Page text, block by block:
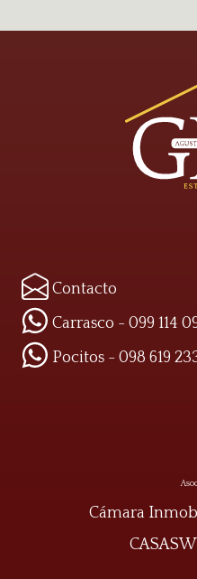
Contacto
Carrasco - 099 114
Pocitos - 098 619
Cámara